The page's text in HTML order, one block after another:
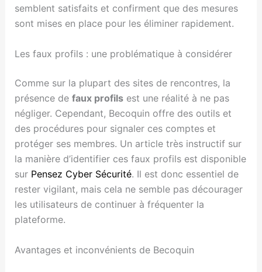
semblent satisfaits et confirment que des mesures
sont mises en place pour les éliminer rapidement.
Les faux profils : une problématique à considérer
Comme sur la plupart des sites de rencontres, la
présence de faux profilsest une réalité à ne pas
négliger. Cependant, Becoquin offre des outils et
des procédures pour signaler ces comptes et
protéger ses membres. Un article très instructif sur
la manière d’identifier ces faux profils est disponible
sur Pensez Cyber Sécurité. Il est donc essentiel de
rester vigilant, mais cela ne semble pas décourager
les utilisateurs de continuer à fréquenter la
plateforme.
Avantages et inconvénients de Becoquin